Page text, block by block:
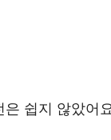
은 쉽지 않았어